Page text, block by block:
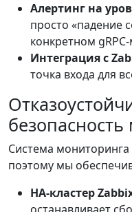
Алертинг на
просто «падение
конкретном
Интеграция с
точка входа для
Система
поэтому мы
HA-кластер